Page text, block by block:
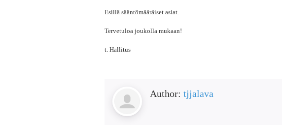
Esillä sääntömääräiset asiat.
Tervetuloa joukolla mukaan!
t. Hallitus
Author: tjjalava